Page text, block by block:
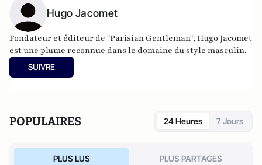
Hugo Jacomet
Fondateur et éditeur de "Parisian Gentleman", Hugo Jacomet
est une plume reconnue dans le domaine du style masculin.
SUIVRE
POPULAIRES 24 Heures 7 Jours
PLUS LUS PLUS PARTAGES